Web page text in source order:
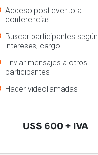
Acceso post evento a
conferencias
Buscar participantes
intereses, cargo
Enviar mensajes a otros
participantes
Hacer videollamadas
US$ 600 + IVA